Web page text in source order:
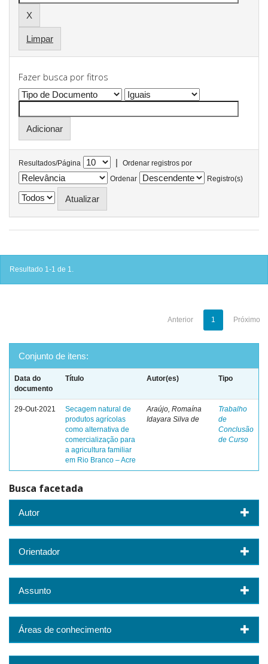
Limpar
Fazer busca por fitros
Resultados/Página |
Ordenar registros por
Ordenar
Registro(s)
Resultado 1-1 de 1.
Anterior 1 Próximo
Conjunto de itens:
Data do
documento
Título Autor(es) Tipo
29-Out-2021
Secagem natural de
produtos agrícolas
como alternativa de
comercialização para
a agricultura familiar
em Rio Branco – Acre
Araújo, Romaína
Idayara Silva de
Trabalho
de
Conclusão
de Curso
Busca facetada
Autor
Orientador
Assunto
Áreas de conhecimento